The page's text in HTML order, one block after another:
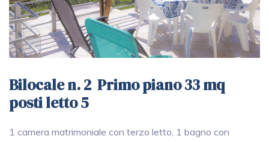
Bilocale n. 2 Primo piano 33 mq
posti letto 5
1 camera matrimoniale con terzo letto, 1 bagno con